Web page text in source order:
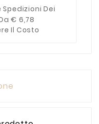
Spedizioni Dei
€ 6,78
Il Costo